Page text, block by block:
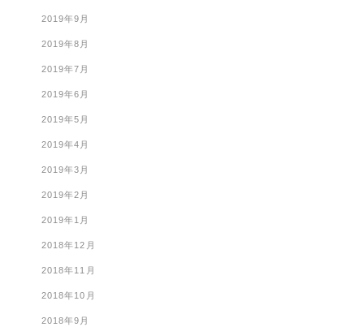
2019年9月
2019年8月
2019年7月
2019年6月
2019年5月
2019年4月
2019年3月
2019年2月
2019年1月
2018年12月
2018年11月
2018年10月
2018年9月